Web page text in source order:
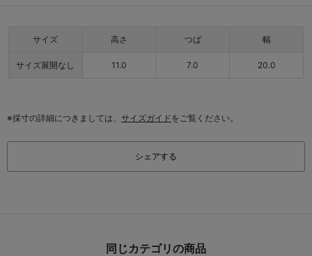
サイズ 高さ つば 幅
サイズ展開なし 11.0 7.0 20.0
※採寸の詳細につきましては、 サイズガイドをご覧ください。
シェアする
同じカテゴリの商品